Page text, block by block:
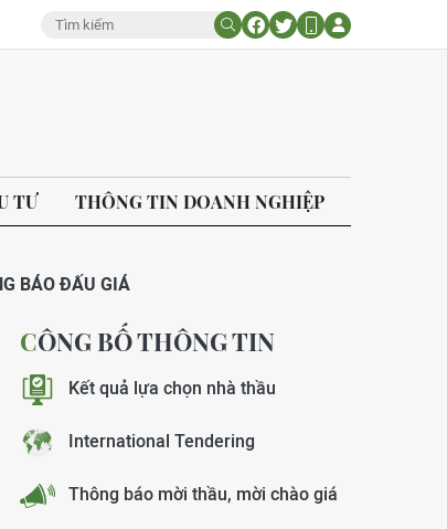
TƯ THÔNG TIN DOANH NGHIỆP
BÁO ĐẤU GIÁ
CÔNG BỐ THÔNG TIN
Kết quả lựa chọn nhà thầu
International Tendering
Thông báo mời thầu, mời chào giá